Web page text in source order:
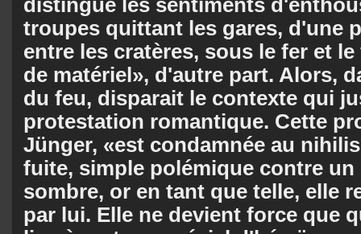
distingue les sentiments
troupes quittant les gares, d'une
entre les cratères, sous le fer et
de matériel», d'autre part. Alors,
du feu, disparait le contexte qui
protestation romantique. Cette
Jünger, «est condamnée au
fuite, simple polémique contre un
sombre, or en tant que telle, elle
par lui. Elle ne devient force que